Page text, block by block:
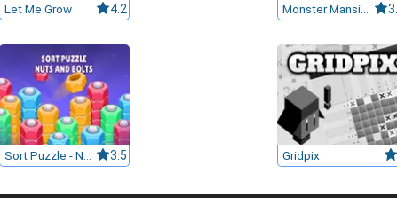
Let Me Grow 4.2
3.5 Gridpix